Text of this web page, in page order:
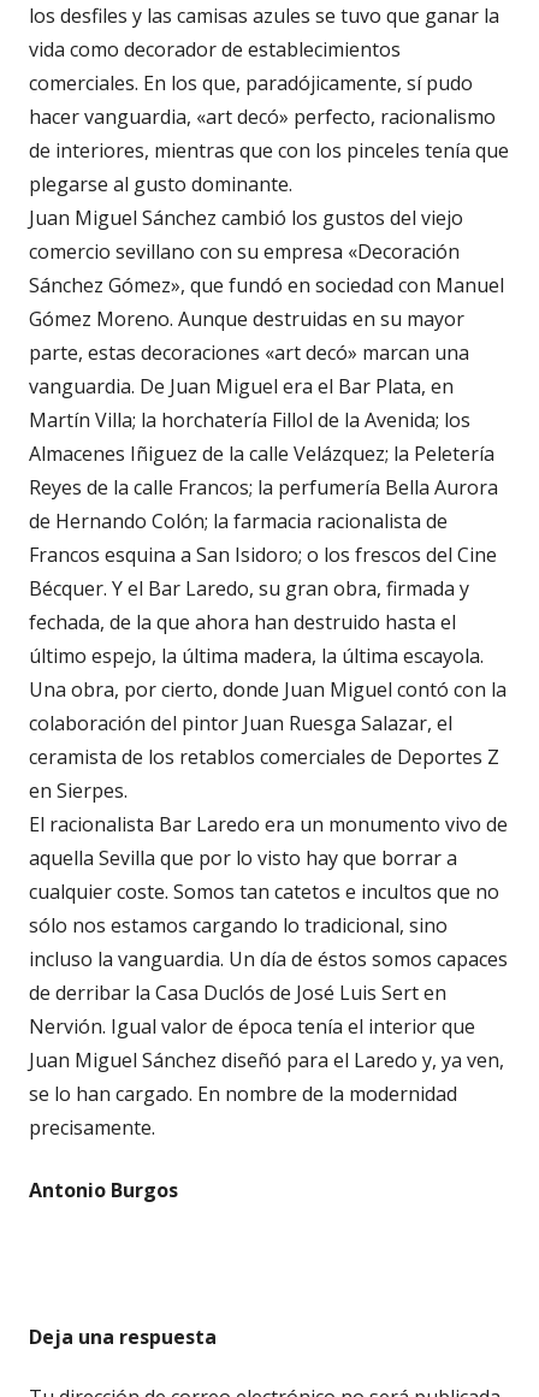
los desfiles y las camisas azules se tuvo que ganar la
vida como decorador de establecimientos
comerciales. En los que, paradójicamente, sí pudo
hacer vanguardia, «art decó» perfecto, racionalismo
de interiores, mientras que con los pinceles tenía que
plegarse al gusto dominante.
Juan Miguel Sánchez cambió los gustos del viejo
comercio sevillano con su empresa «Decoración
Sánchez Gómez», que fundó en sociedad con Manuel
Gómez Moreno. Aunque destruidas en su mayor
parte, estas decoraciones «art decó» marcan una
vanguardia. De Juan Miguel era el Bar Plata, en
Martín Villa; la horchatería Fillol de la Avenida; los
Almacenes Iñiguez de la calle Velázquez; la Peletería
Reyes de la calle Francos; la perfumería Bella Aurora
de Hernando Colón; la farmacia racionalista de
Francos esquina a San Isidoro; o los frescos del Cine
Bécquer. Y el Bar Laredo, su gran obra, firmada y
fechada, de la que ahora han destruido hasta el
último espejo, la última madera, la última escayola.
Una obra, por cierto, donde Juan Miguel contó con la
colaboración del pintor Juan Ruesga Salazar, el
ceramista de los retablos comerciales de Deportes Z
en Sierpes.
El racionalista Bar Laredo era un monumento vivo de
aquella Sevilla que por lo visto hay que borrar a
cualquier coste. Somos tan catetos e incultos que no
sólo nos estamos cargando lo tradicional, sino
incluso la vanguardia. Un día de éstos somos capaces
de derribar la Casa Duclós de José Luis Sert en
Nervión. Igual valor de época tenía el interior que
Juan Miguel Sánchez diseñó para el Laredo y, ya ven,
se lo han cargado. En nombre de la modernidad
precisamente.
Antonio Burgos
Deja una respuesta